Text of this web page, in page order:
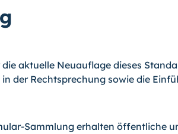
die aktuelle Neuauflage dieses
der Rechtsprechung sowie die
Sammlung erhalten öffentliche